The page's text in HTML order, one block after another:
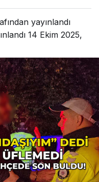
yayınlandı
14 Ekim 2025,